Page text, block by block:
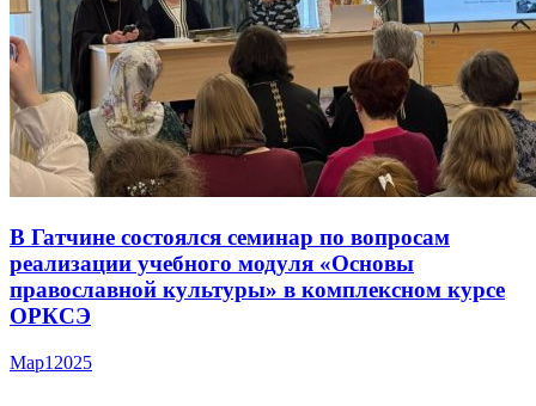
В Гатчине состоялся семинар по вопросам
реализации учебного модуля «Основы
православной культуры» в комплексном курсе
ОРКСЭ
Мар1 2025